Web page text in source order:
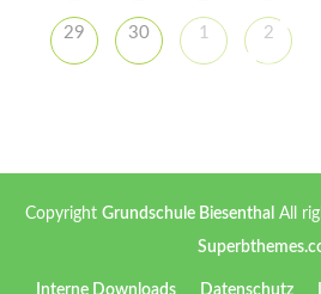
29 30 1 2
Copyright Grundschule Biesenthal All
Interne Downloads Datenschutz